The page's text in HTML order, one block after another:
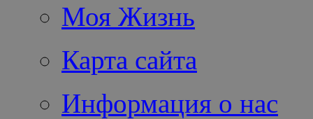
Моя Жизнь
Карта сайта
Информация о нас